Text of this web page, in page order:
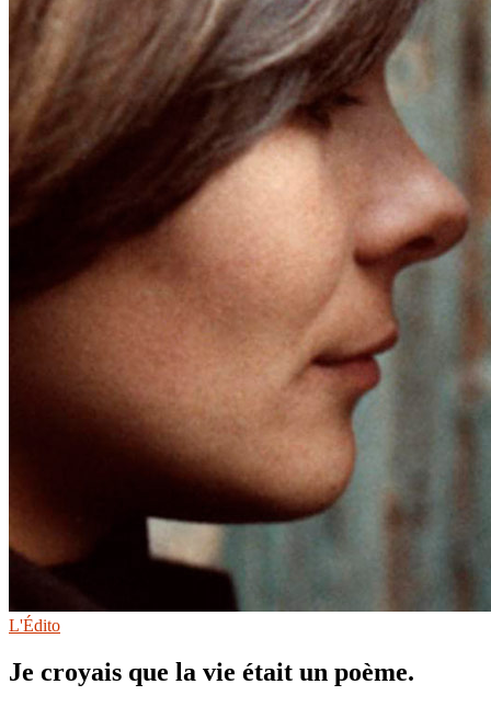
L'Édito
Je croyais que la vie était un poème.